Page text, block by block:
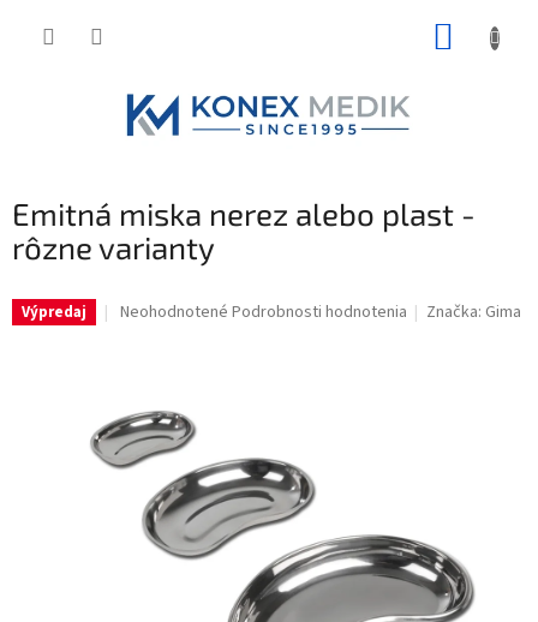
Emitná miska nerez alebo plast -
rôzne varianty
Výpredaj
Priemerné
z
5
hviezdičiek.
Neohodnotené Podrobnosti hodnotenia Značka: Gima